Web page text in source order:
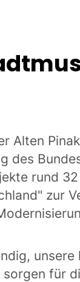
Alten
des
rund
zur
für